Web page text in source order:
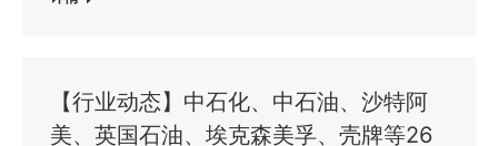
【行业动态】中石化、中石油、沙特阿
美、英国石油、埃克森美孚、壳牌等26